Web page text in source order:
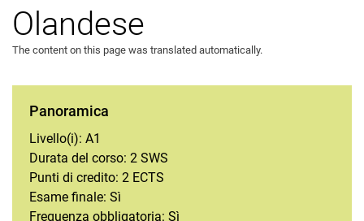
Francese
Comunicazione interculturale
Italiano
Olandese
The content on this page was translated automatically.
Panoramica
Livello(i): A1
Durata del corso: 2 SWS
Punti di credito: 2 ECTS
Esame finale: Sì
Frequenza obbligatoria: Sì